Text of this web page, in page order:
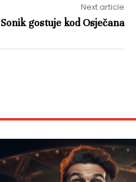
Next article
Sonik gostuje kod Osječana